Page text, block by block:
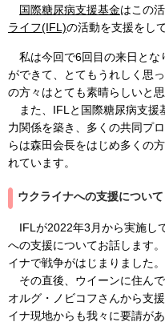
国際糖尿病支援基金はこの
ライフ(IFL)の活動を支援をし
私は今回で6回目の来日とな
ができて、とてもうれしく思
の方々はとても素晴らしいと思
また、IFLと国際糖尿病支援
力関係を築き、多くの共同プ
らは森田会長をはじめ多くの
れています。
ウクライナへの支援について
IFLが2022年3月から実施し
への支援についてお話します
イナで戦争がはじまりました。
その直後、ウイーンに住ん
オルグ・ノビコフさんから支
イナ現地からも我々に要請が